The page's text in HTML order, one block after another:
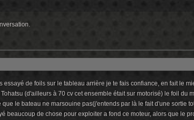
de foils sur le tableau arrière je te fais confiance, en fait le
(d'ailleurs à 70 cv cet ensemble était sur motorisé) le foil du
le bateau ne marsouine pas(j'entends par là le fait d'une sortie
beaucoup de chose pour exploiter a fond ce moteur, alors que le